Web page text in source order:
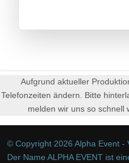
Aufgrund aktueller
Telefonzeiten ändern. Bitte
melden wir uns so schnell
© Copyright 2026 Alpha Event -
Der Name ALPHA EVENT ist